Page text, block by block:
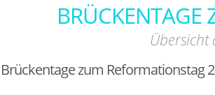
Übersicht
Brückentage zum Reformationstag